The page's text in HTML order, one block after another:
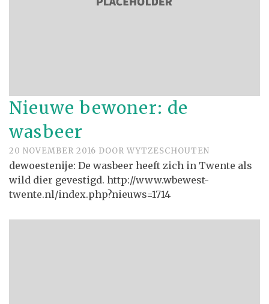
Nieuwe bewoner: de
wasbeer
20 NOVEMBER 2016 DOOR WYTZESCHOUTEN
dewoestenije: De wasbeer heeft zich in Twente als
wild dier gevestigd. http://www.wbewest-
twente.nl/index.php?nieuws=1714